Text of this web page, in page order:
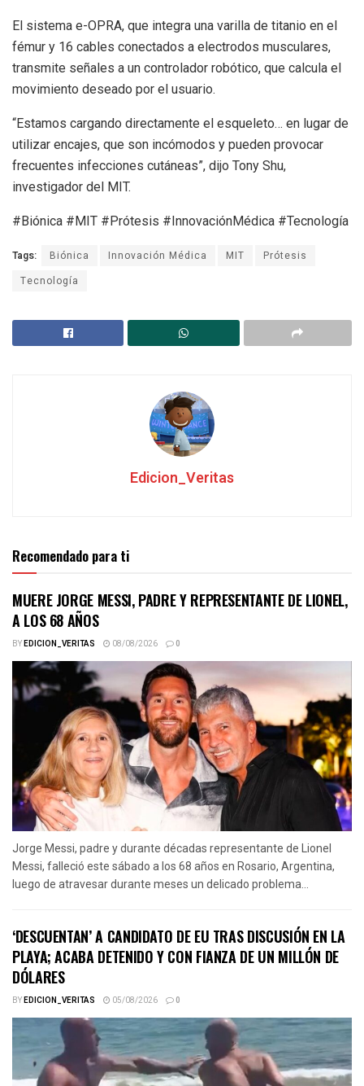
El sistema e-OPRA, que integra una varilla de titanio en el
fémur y 16 cables conectados a electrodos musculares,
transmite señales a un controlador robótico, que calcula el
movimiento deseado por el usuario.
“Estamos cargando directamente el esqueleto… en lugar de
utilizar encajes, que son incómodos y pueden provocar
frecuentes infecciones cutáneas”, dijo Tony Shu,
investigador del MIT.
#Biónica #MIT #Prótesis #InnovaciónMédica #Tecnología
Tags: Biónica Innovación Médica MIT
Prótesis
Tecnología
Edicion_Veritas
Recomendado para ti
MUERE JORGE MESSI, PADRE Y REPRESENTANTE DE LIONEL,
A LOS 68 AÑOS
BYEDICION_VERITAS 08/08/2026 0
Jorge Messi, padre y durante décadas representante de Lionel
Messi, falleció este sábado a los 68 años en Rosario, Argentina,
luego de atravesar durante meses un delicado problema...
‘DESCUENTAN’ A CANDIDATO DE EU TRAS DISCUSIÓN EN LA
PLAYA; ACABA DETENIDO Y CON FIANZA DE UN MILLÓN DE
DÓLARES
BYEDICION_VERITAS 05/08/2026 0